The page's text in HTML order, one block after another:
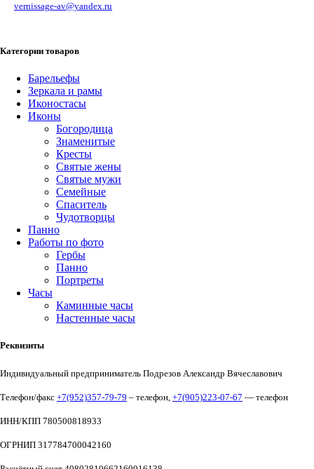
vernissage-av@yandex.ru
Категории товаров
Барельефы
Зеркала и рамы
Иконостасы
Иконы
Богородица
Знаменитые
Кресты
Святые жены
Святые мужи
Семейные
Спаситель
Чудотворцы
Панно
Работы по фото
Гербы
Панно
Портреты
Часы
Каминные часы
Настенные часы
Реквизиты
Индивидуальный предприниматель Подрезов Александр Вячеславович
Телефон/факс +7(952)357-79-79 – телефон, +7(905)223-07-67 — телефон
ИНН/КПП 780500818933
ОГРНИП 317784700042160